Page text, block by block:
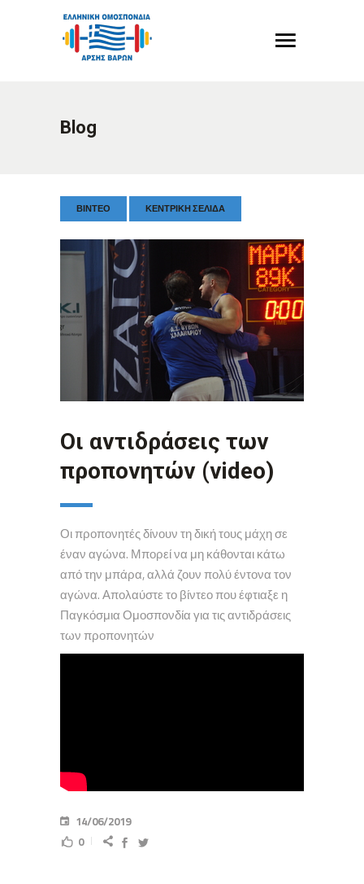
Blog
ΒΙΝΤΕΟ ΚΕΝΤΡΙΚΉ ΣΕΛΊΔΑ
Οι αντιδράσεις των
προπονητών (video)
Οι προπονητές δίνουν τη δική τους μάχη σε
έναν αγώνα. Μπορεί να μη κάθονται κάτω
από την μπάρα, αλλά ζουν πολύ έντονα τον
αγώνα. Απολαύστε το βίντεο που έφτιαξε η
Παγκόσμια Ομοσπονδία για τις αντιδράσεις
των προπονητών
14/06/2019
0